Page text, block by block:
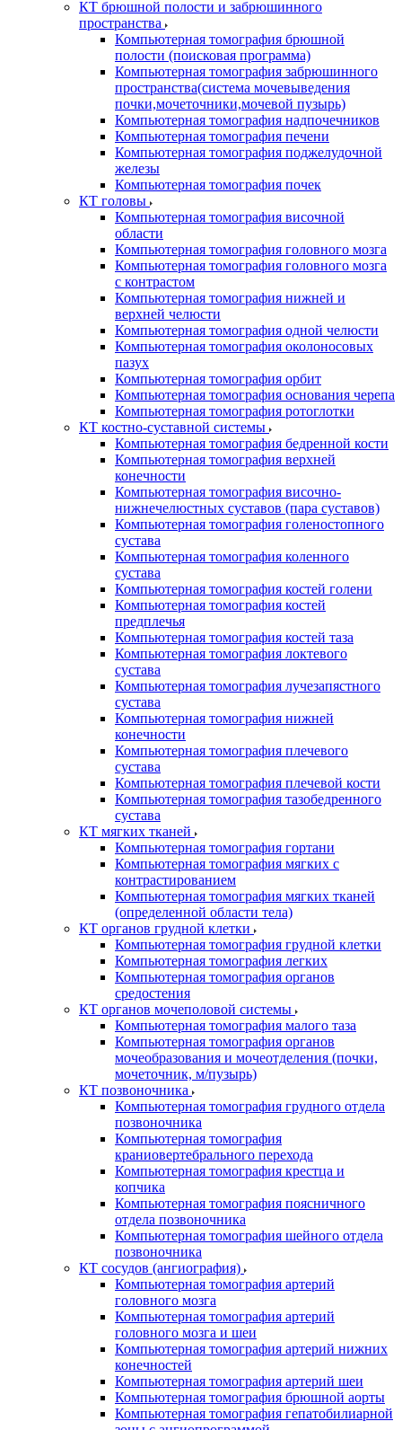
КТ брюшной полости и забрюшинного
пространства
Компьютерная томография брюшной
полости (поисковая программа)
Компьютерная томография забрюшинного
пространства(система мочевыведения
почки,мочеточники,мочевой пузырь)
Компьютерная томография надпочечников
Компьютерная томография печени
Компьютерная томография поджелудочной
железы
Компьютерная томография почек
КТ головы
Компьютерная томография височной
области
Компьютерная томография головного мозга
Компьютерная томография головного мозга
с контрастом
Компьютерная томография нижней и
верхней челюсти
Компьютерная томография одной челюсти
Компьютерная томография околоносовых
пазух
Компьютерная томография орбит
Компьютерная томография основания черепа
Компьютерная томография ротоглотки
КТ костно-суставной системы
Компьютерная томография бедренной кости
Компьютерная томография верхней
конечности
Компьютерная томография височно-
нижнечелюстных суставов (пара суставов)
Компьютерная томография голеностопного
сустава
Компьютерная томография коленного
сустава
Компьютерная томография костей голени
Компьютерная томография костей
предплечья
Компьютерная томография костей таза
Компьютерная томография локтевого
сустава
Компьютерная томография лучезапястного
сустава
Компьютерная томография нижней
конечности
Компьютерная томография плечевого
сустава
Компьютерная томография плечевой кости
Компьютерная томография тазобедренного
сустава
КТ мягких тканей
Компьютерная томография гортани
Компьютерная томография мягких с
контрастированием
Компьютерная томография мягких тканей
(определенной области тела)
КТ органов грудной клетки
Компьютерная томография грудной клетки
Компьютерная томография легких
Компьютерная томография органов
средостения
КТ органов мочеполовой системы
Компьютерная томография малого таза
Компьютерная томография органов
мочеобразования и мочеотделения (почки,
мочеточник, м/пузырь)
КТ позвоночника
Компьютерная томография грудного отдела
позвоночника
Компьютерная томография
краниовертебрального перехода
Компьютерная томография крестца и
копчика
Компьютерная томография поясничного
отдела позвоночника
Компьютерная томография шейного отдела
позвоночника
КТ сосудов (ангиография)
Компьютерная томография артерий
головного мозга
Компьютерная томография артерий
головного мозга и шеи
Компьютерная томография артерий нижних
конечностей
Компьютерная томография артерий шеи
Компьютерная томография брюшной аорты
Компьютерная томография гепатобилиарной